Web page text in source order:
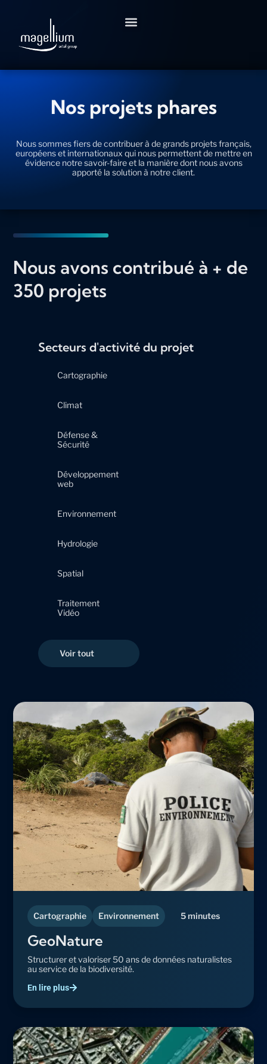
Nos projets phares
Nous sommes fiers de contribuer à de grands projets français,
européens et internationaux qui nous permettent de mettre en
évidence notre savoir-faire et la manière dont nous avons
apporté la solution à notre client.
Nous avons contribué à + de
350 projets
Secteurs d'activité du projet
Cartographie
Climat
Défense &
Sécurité
Développement
web
Environnement
Hydrologie
Spatial
Traitement
Vidéo
Cartographie Environnement 5 minutes
GeoNature
Structurer et valoriser 50 ans de données naturalistes
au service de la biodiversité.
En lire plus